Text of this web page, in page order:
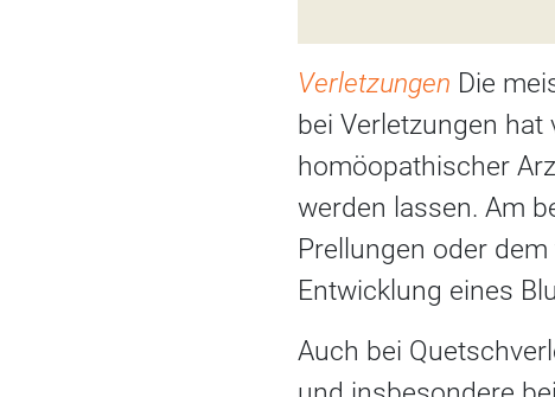
Verletzungen Die
bei Verletzungen
homöopathischer
werden lassen. Am
Prellungen oder
Entwicklung eines
Auch bei